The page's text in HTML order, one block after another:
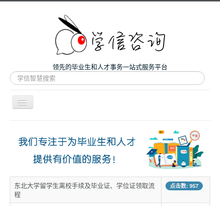
领先的毕业生和人才事务一站式服务平台
站
内
搜
导
航
微咨询
人才服务
留学和考研
案例
东北大学留学生离校手续及毕业证、学位证领取流
程
点击数: 957